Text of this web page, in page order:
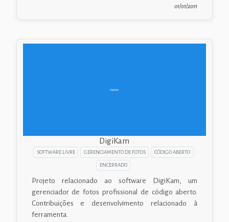
01/01/2011
DigiKam
SOFTWARE LIVRE GERENCIAMENTO DE FOTOS CÓDIGO ABERTO
ENCERRADO
Projeto relacionado ao software DigiKam, um
gerenciador de fotos profissional de código aberto.
Contribuições e desenvolvimento relacionado à
ferramenta.